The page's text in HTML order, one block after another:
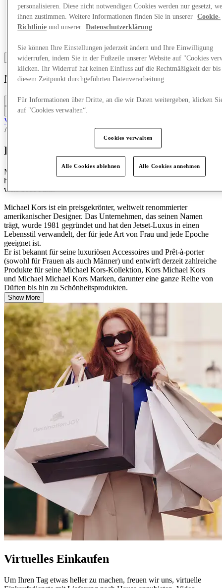
Michael Kors
Closed
Contact the store
Virtuelles Einkaufen
Accessoires & Taschen
Taschen & Kleinlederwaren
Lass dich inspirieren: Michael Kors
Michael Kors nimmt einfache Designs an und kombiniert sie mit
hochwertigen Stoffen und einem perfekt sitzenden Modell und hat
viele treue Fans.
Michael Kors ist ein preisgekrönter, weltweit renommierter
amerikanischer Designer. Das Unternehmen, das seinen Namen
trägt, wurde 1981 gegründet und hat den Jetset-Luxus in einen
Lebensstil verwandelt, der für jede Art von Frau und jede Epoche
geeignet ist.
Er ist bekannt für seine luxuriösen Accessoires und Prêt-à-porter
(sowohl für Frauen als auch Männer) und entwirft derzeit zahlreiche
Produkte für seine Michael Kors-Kollektion, Kors Michael Kors
und Michael Michael Kors Marken, darunter eine ganze Reihe von
Düften bis hin zu Schönheitsprodukten.
Show More
Virtuelles Einkaufen
Um Ihren Tag etwas heller zu machen, freuen wir uns, virtuelle
personalisieren. Diese nicht notwendigen Cookies werden nur gesetzt,
ihnen zustimmen. Weitere Informationen finden Sie in unserer
Cookie-
Richtlinie und unserer Datenschutzerklärung
Sie können Ihre Einstellungen jederzeit ändern und Ihre Einwilligung
widerrufen, indem Sie in der Fußzeile unserer Website auf "Cookies
klicken. Ihr Widerruf hat keinen Einfluss auf die Rechtmäßigkeit der bis
diesem Zeitpunkt durchgeführten Datenverarbeitung.
Für Informationen über Dritte, an die wir Daten weitergeben, klicken
auf "Cookies verwalten“.
Cookies verwalten
Alle Cookies ablehnen Alle Cookies annehmen